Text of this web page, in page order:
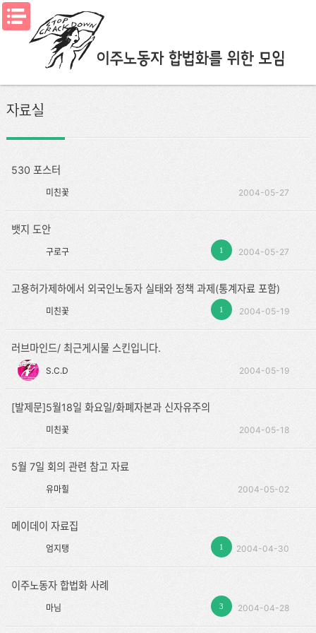
메뉴열기
자료실
530 포스터
미친꽃 2004-05-27
뱃지 도안
1
구로구 2004-05-27
고용허가제하에서 외국인노동자 실태와 정책 과제(통계자료 포함)
1
미친꽃 2004-05-19
러브마인드/ 최근게시물 스킨입니다.
S.C.D 2004-05-19
[발제문]5월18일 화요일/화폐자본과 신자유주의
미친꽃 2004-05-18
5월 7일 회의 관련 참고 자료
유마힐 2004-05-02
메이데이 자료집
1
엄지탱 2004-04-30
이주노동자 합법화 사례
3
마님 2004-04-28